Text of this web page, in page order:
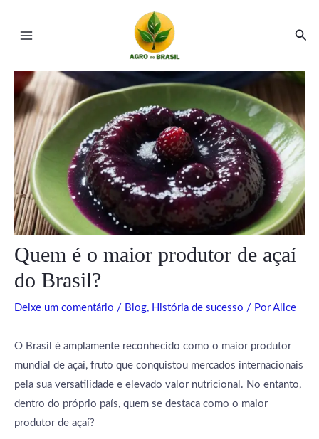
Menu
Quem é o maior produtor de açaí
do Brasil?
Deixe um comentário / Blog, História de sucesso / PorAlice
O Brasil é amplamente reconhecido como o maior produtor
mundial de açaí, fruto que conquistou mercados internacionais
pela sua versatilidade e elevado valor nutricional. No entanto,
dentro do próprio país, quem se destaca como o maior
produtor de açaí?